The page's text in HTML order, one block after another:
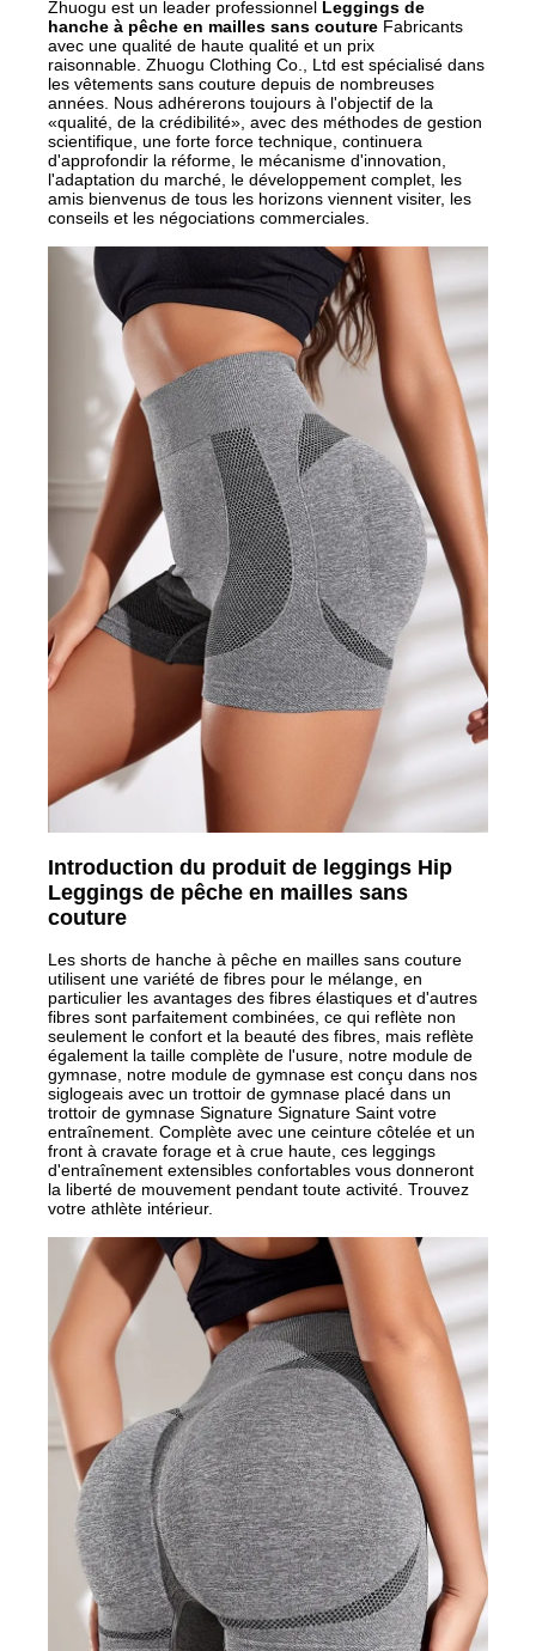
Zhuogu est un leader professionnel Leggings de
hanche à pêche en mailles sans couture Fabricants
avec une qualité de haute qualité et un prix
raisonnable.Zhuogu Clothing Co., Ltd est spécialisé dans
les vêtements sans couture depuis de nombreuses
années. Nous adhérerons toujours à l'objectif de la
«qualité, de la crédibilité», avec des méthodes de gestion
scientifique, une forte force technique, continuera
d'approfondir la réforme, le mécanisme d'innovation,
l'adaptation du marché, le développement complet, les
amis bienvenus de tous les horizons viennent visiter, les
conseils et les négociations commerciales.
Introduction du produit de leggings Hip
Leggings de pêche en mailles sans
couture
Les shorts de hanche à pêche en mailles sans couture
utilisent une variété de fibres pour le mélange, en
particulier les avantages des fibres élastiques et d'autres
fibres sont parfaitement combinées, ce qui reflète non
seulement le confort et la beauté des fibres, mais reflète
également la taille complète de l'usure, notre module de
gymnase, notre module de gymnase est conçu dans nos
siglogeais avec un trottoir de gymnase placé dans un
trottoir de gymnase Signature Signature Saint votre
entraînement. Complète avec une ceinture côtelée et un
front à cravate forage et à crue haute, ces leggings
d'entraînement extensibles confortables vous donneront
la liberté de mouvement pendant toute activité. Trouvez
votre athlète intérieur.